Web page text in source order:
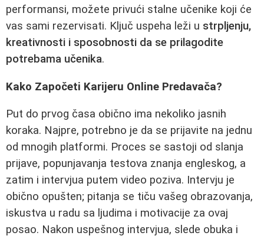
performansi, možete privući stalne učenike koji će
vas sami rezervisati. Ključ uspeha leži u strpljenju,
kreativnosti i sposobnosti da se prilagodite
potrebama učenika.
Kako Započeti Karijeru Online Predavača?
Put do prvog časa obično ima nekoliko jasnih
koraka. Najpre, potrebno je da se prijavite na jednu
od mnogih platformi. Proces se sastoji od slanja
prijave, popunjavanja testova znanja engleskog, a
zatim i intervjua putem video poziva. Intervju je
obično opušten; pitanja se tiču vašeg obrazovanja,
iskustva u radu sa ljudima i motivacije za ovaj
posao. Nakon uspešnog intervjua, slede obuka i